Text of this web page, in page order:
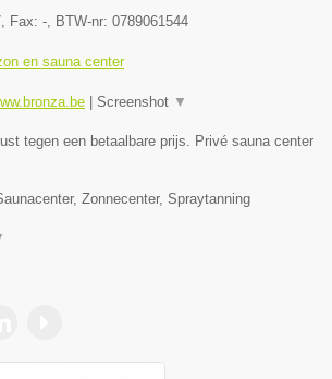
, Fax: -, BTW-nr: 0789061544
en sauna center
Screenshot ▼
tegen een betaalbare prijs. Privé sauna center
Zonnecenter, Spraytanning